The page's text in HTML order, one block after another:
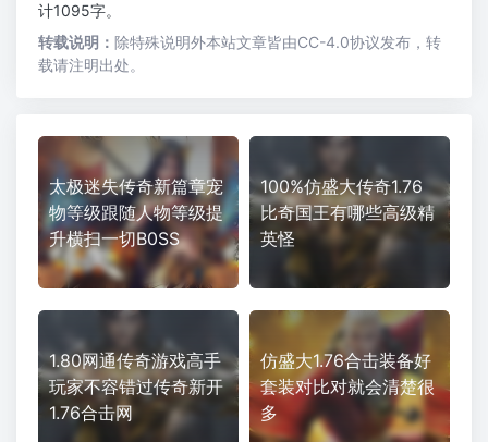
计1095字。
转载说明： 除特殊说明外本站文章皆由CC-4.0协议发布，转
载请注明出处。
太极迷失传奇新篇章宠
物等级跟随人物等级提
升横扫一切B0SS
100%仿盛大传奇1.76
比奇国王有哪些高级精
英怪
1.80网通传奇游戏高手
玩家不容错过传奇新开
1.76合击网
仿盛大1.76合击装备好
套装对比对就会清楚很
多